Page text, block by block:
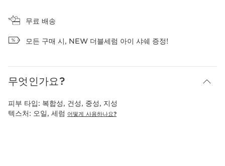
무료 배송
모든 구매 시, NEW 더블세럼 아이 샤쉐 증정!
무엇인가요?
피부 타입: 복합성, 건성, 중성, 지성
텍스처: 오일, 세럼 어떻게 사용하나요?